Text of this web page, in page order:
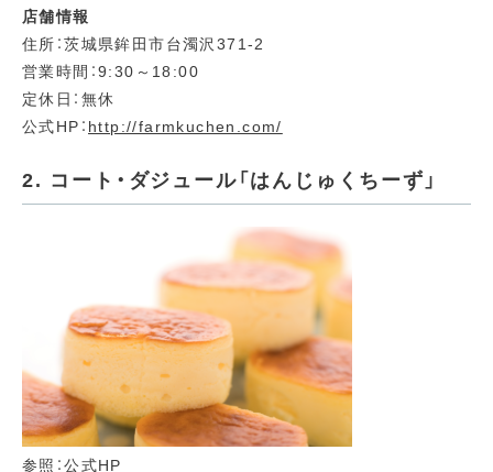
店舗情報
住所：茨城県鉾田市台濁沢371‑2
営業時間：9:30～18:00
定休日：無休
公式HP： http://farmkuchen.com/
2. コート・ダジュール「はんじゅくちーず」
参照：公式HP